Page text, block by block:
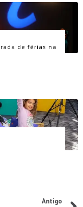
de férias na
Antigo